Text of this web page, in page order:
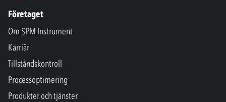
Företaget
Om SPM Instrument
Karriär
Tillståndskontroll
Processoptimering
Produkter och tjänster